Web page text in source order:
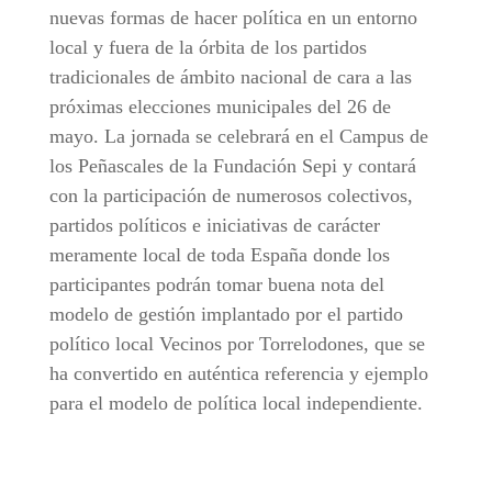
nuevas formas de hacer política en un entorno
local y fuera de la órbita de los partidos
tradicionales de ámbito nacional de cara a las
próximas elecciones municipales del 26 de
mayo. La jornada se celebrará en el Campus de
los Peñascales de la Fundación Sepi y contará
con la participación de numerosos colectivos,
partidos políticos e iniciativas de carácter
meramente local de toda España donde los
participantes podrán tomar buena nota del
modelo de gestión implantado por el partido
político local Vecinos por Torrelodones, que se
ha convertido en auténtica referencia y ejemplo
para el modelo de política local independiente.